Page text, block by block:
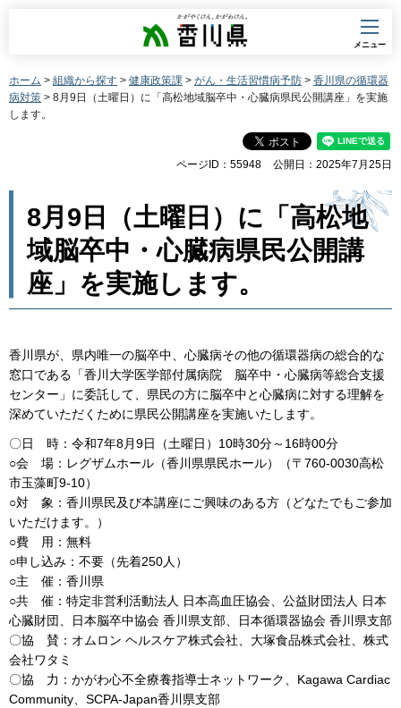
香川県
メニュー
ホーム > 組織から探す > 健康政策課 > がん・生活習慣病予防 > 香川県の循環器
病対策 > 8月9日（土曜日）に「高松地域脳卒中・心臓病県民公開講座」を実施
します。
ページID：55948 公開日：2025年7月25日
8月9日（土曜日）に「高松地
域脳卒中・心臓病県民公開講
座」を実施します。
香川県が、県内唯一の脳卒中、心臓病その他の循環器病の総合的な
窓口である「香川大学医学部付属病院 脳卒中・心臓病等総合支援
センター」に委託して、県民の方に脳卒中と心臓病に対する理解を
深めていただくために県民公開講座を実施いたします。
〇日 時：令和7年8月9日（土曜日）10時30分～16時00分
○会 場：レグザムホール（香川県県民ホール）（〒760-0030高松
市玉藻町9-10）
○対 象：香川県民及び本講座にご興味のある方（どなたでもご参加
いただけます。）
○費 用：無料
○申し込み：不要（先着250人）
○主 催：香川県
○共 催：特定非営利活動法人 日本高血圧協会、公益財団法人 日本
心臓財団、日本脳卒中協会 香川県支部、日本循環器協会 香川県支部
〇協 賛：オムロン ヘルスケア株式会社、大塚食品株式会社、株式
会社ワタミ
〇協 力：かがわ心不全療養指導士ネットワーク、Kagawa Cardiac
Community、SCPA-Japan香川県支部